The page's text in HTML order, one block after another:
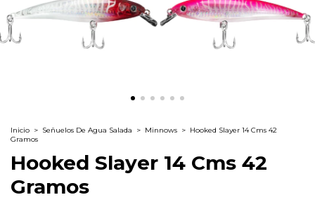
Inicio > Señuelos De Agua Salada > Minnows > Hooked Slayer 14 Cms 42
Gramos
Hooked Slayer 14 Cms 42
Gramos